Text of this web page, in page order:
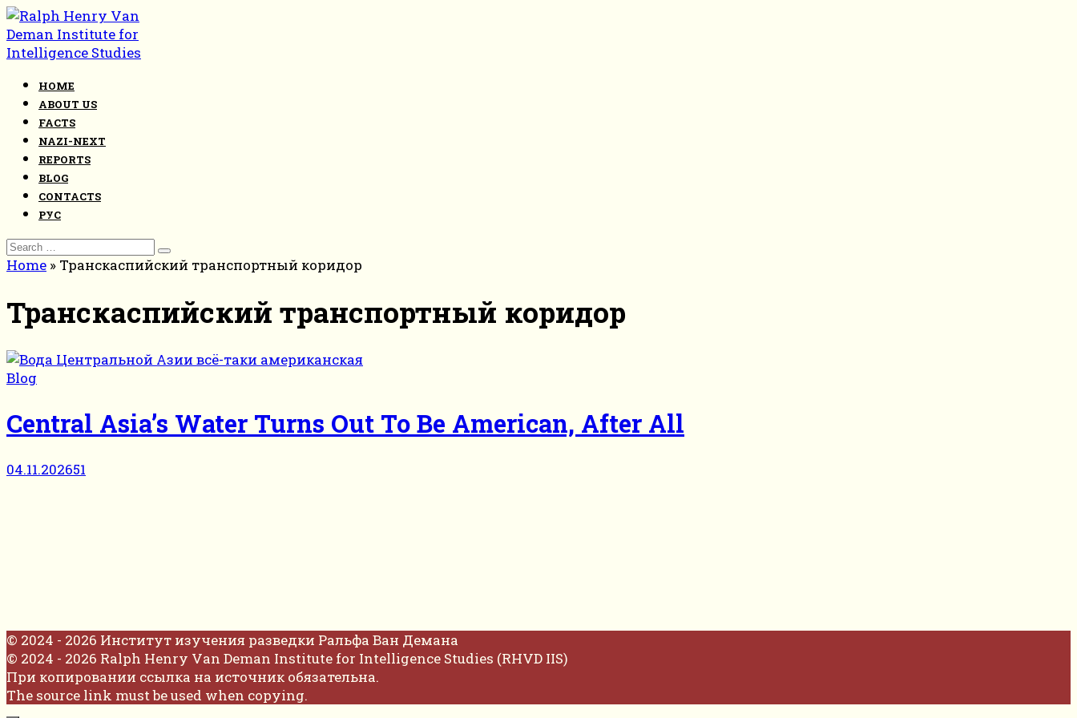
Skip
to
content
HOME
ABOUT US
FACTS
NAZI-NEXT
REPORTS
BLOG
CONTACTS
РУС
Search
for:
Home » Транскаспийский транспортный коридор
Транскаспийский транспортный коридор
Blog
Central Asia’s Water Turns Out To Be American, After All
04.11.202651
© 2024 - 2026 Институт изучения разведки Ральфа Ван Демана
© 2024 - 2026 Ralph Henry Van Deman Institute for Intelligence Studies (RHVD IIS)
При копировании ссылка на источник обязательна.
The source link must be used when copying.